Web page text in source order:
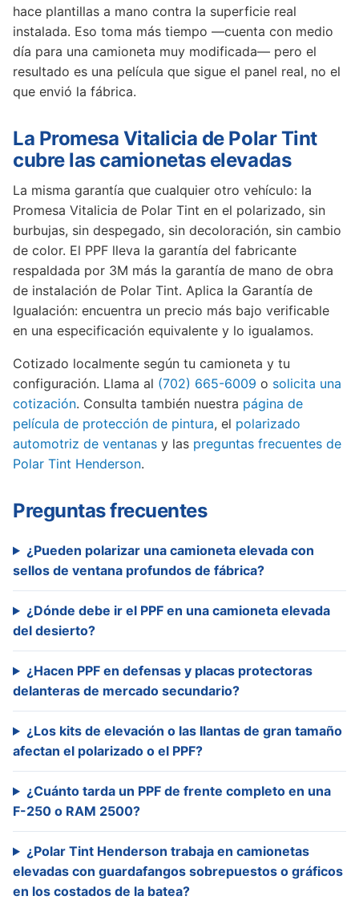
hace plantillas a mano contra la superficie real
instalada. Eso toma más tiempo —cuenta con medio
día para una camioneta muy modificada— pero el
resultado es una película que sigue el panel real, no el
que envió la fábrica.
La Promesa Vitalicia de Polar Tint
cubre las camionetas elevadas
La misma garantía que cualquier otro vehículo: la
Promesa Vitalicia de Polar Tint en el polarizado, sin
burbujas, sin despegado, sin decoloración, sin cambio
de color. El PPF lleva la garantía del fabricante
respaldada por 3M más la garantía de mano de obra
de instalación de Polar Tint. Aplica la Garantía de
Igualación: encuentra un precio más bajo verificable
en una especificación equivalente y lo igualamos.
Cotizado localmente según tu camioneta y tu
configuración. Llama al (702) 665-6009 o solicita una
cotización. Consulta también nuestra página de
película de protección de pintura, el polarizado
automotriz de ventanas y las preguntas frecuentes de
Polar Tint Henderson.
Preguntas frecuentes
¿Pueden polarizar una camioneta elevada con
sellos de ventana profundos de fábrica?
¿Dónde debe ir el PPF en una camioneta elevada
del desierto?
¿Hacen PPF en defensas y placas protectoras
delanteras de mercado secundario?
¿Los kits de elevación o las llantas de gran tamaño
afectan el polarizado o el PPF?
¿Cuánto tarda un PPF de frente completo en una
F-250 o RAM 2500?
¿Polar Tint Henderson trabaja en camionetas
elevadas con guardafangos sobrepuestos o gráficos
en los costados de la batea?